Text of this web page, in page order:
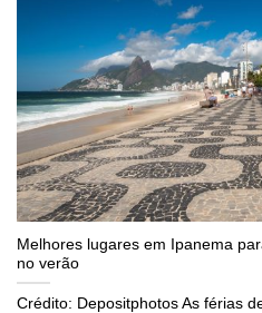
Melhores lugares em Ipanema
no verão
Crédito: Depositphotos As férias